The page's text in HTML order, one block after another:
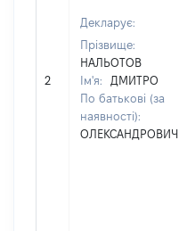
2
Декларує:
Прізвище:
НАЛЬОТОВ
Ім'я:
ДМИТРО
По батькові (за
наявності):
ОЛЕКСАНДРОВИЧ